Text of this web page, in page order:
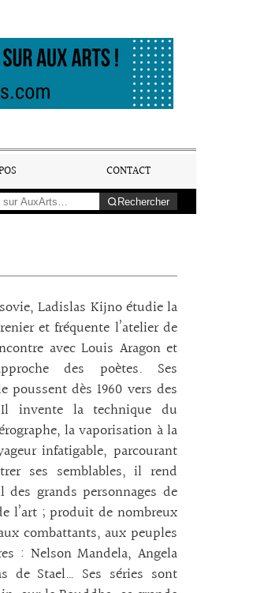
CONTACT
Rechercher
Ladislas Kijno étudie la
et fréquente l’atelier de
avec Louis Aragon et
des poètes. Ses
poussent dès 1960 vers des
invente la technique du
la vaporisation à la
infatigable, parcourant
ses semblables, il rend
grands personnages de
l’art ; produit de nombreux
combattants, aux peuples
: Nelson Mandela, Angela
de Stael… Ses séries sont